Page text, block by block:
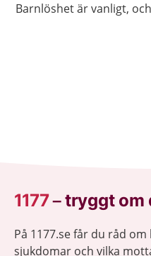
Barnlöshet är vanligt,
1177–tryggt om
På 1177.se får du råd
sjukdomar och vilka